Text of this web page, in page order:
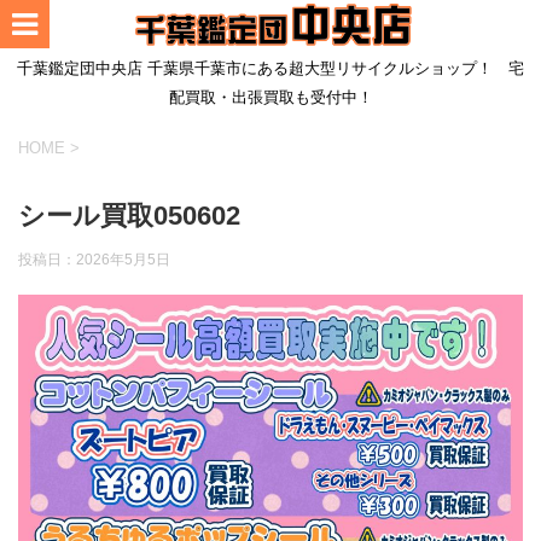
千葉鑑定団中央店 千葉県千葉市にある超大型リサイクルショップ！ 宅
配買取・出張買取も受付中！
HOME >
シール買取050602
投稿日： 2026年5月5日